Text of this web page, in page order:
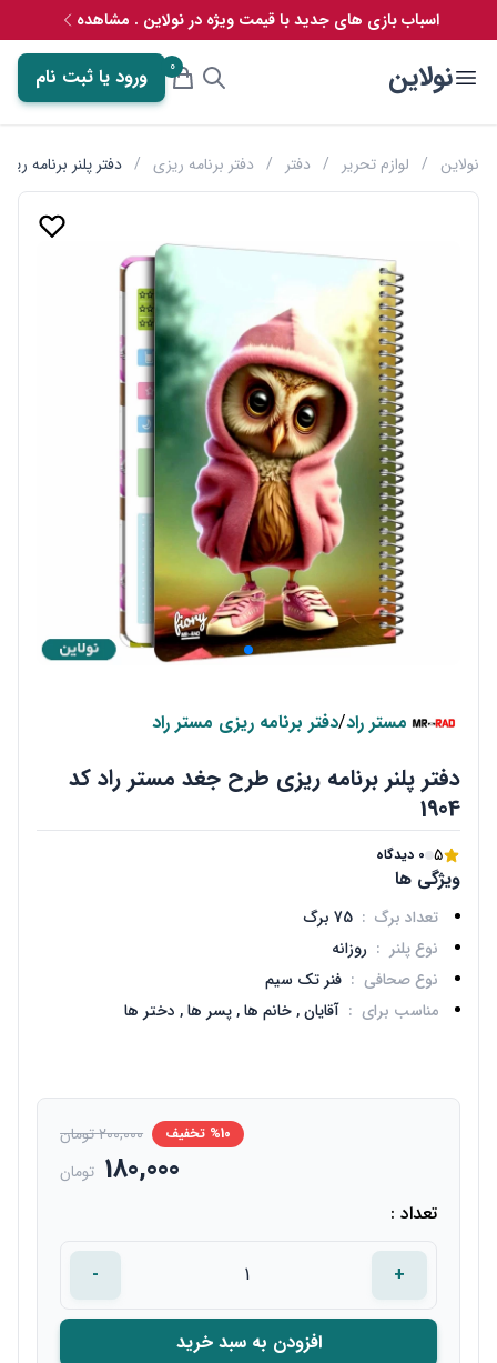
اسباب بازی های جدید با قیمت ویژه در نولاین . مشاهده
نولاین 0 ورود یا ثبت نام
نولاین / لوازم تحریر / دفتر / دفتر برنامه ریزی / دفتر پلنر برنامه
مستر راد/دفتر برنامه ریزی مستر راد
دفتر پلنر برنامه ریزی طرح جغد مستر راد کد
1904
5 0 دیدگاه
ویژگی ها
تعداد برگ : 75 برگ
نوع پلنر : روزانه
نوع صحافی : فنر تک سیم
مناسب برای : آقایان ,خانم ها ,پسر ها , دختر ها
%10 تخفیف 200,000 تومان
180,000 تومان
تعداد :
+
-
افزودن به سبد خرید